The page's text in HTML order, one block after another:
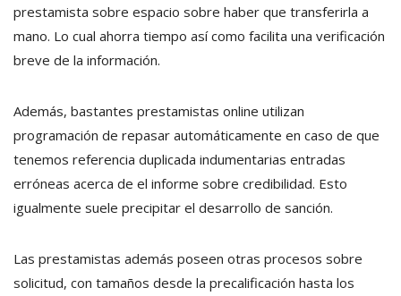
prestamista sobre espacio sobre haber que transferirla a
mano. Lo cual ahorra tiempo así­ como facilita una verificación
breve de la información.
Además, bastantes prestamistas online utilizan
programación de repasar automáticamente en caso de que
tenemos referencia duplicada indumentarias entradas
erróneas acerca de el informe sobre credibilidad. Esto
igualmente suele precipitar el desarrollo de sanción.
Las prestamistas además poseen otras procesos sobre
solicitud, con tamaños desde la precalificación hasta los